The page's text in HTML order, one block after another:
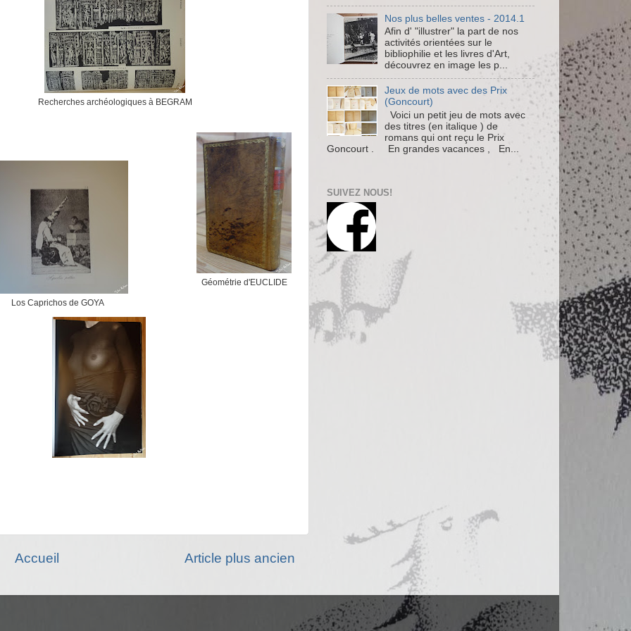
Recherches archéologiques à BEGRAM
Géométrie d'EUCLIDE
Los Caprichos de GOYA
Article plus ancien
Accueil
Nos plus belles ventes - 2014.1
Afin d' "illustrer" la part de nos
activités orientées sur le
bibliophilie et les livres d'Art,
découvrez en image les p...
Jeux de mots avec des Prix
(Goncourt)
Voici un petit jeu de mots avec
des titres (en italique ) de
romans qui ont reçu le Prix
Goncourt . En grandes vacances , En...
SUIVEZ NOUS!